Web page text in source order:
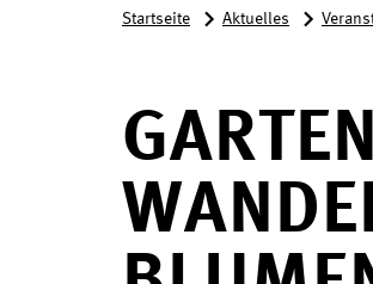
Startseite Aktuelles